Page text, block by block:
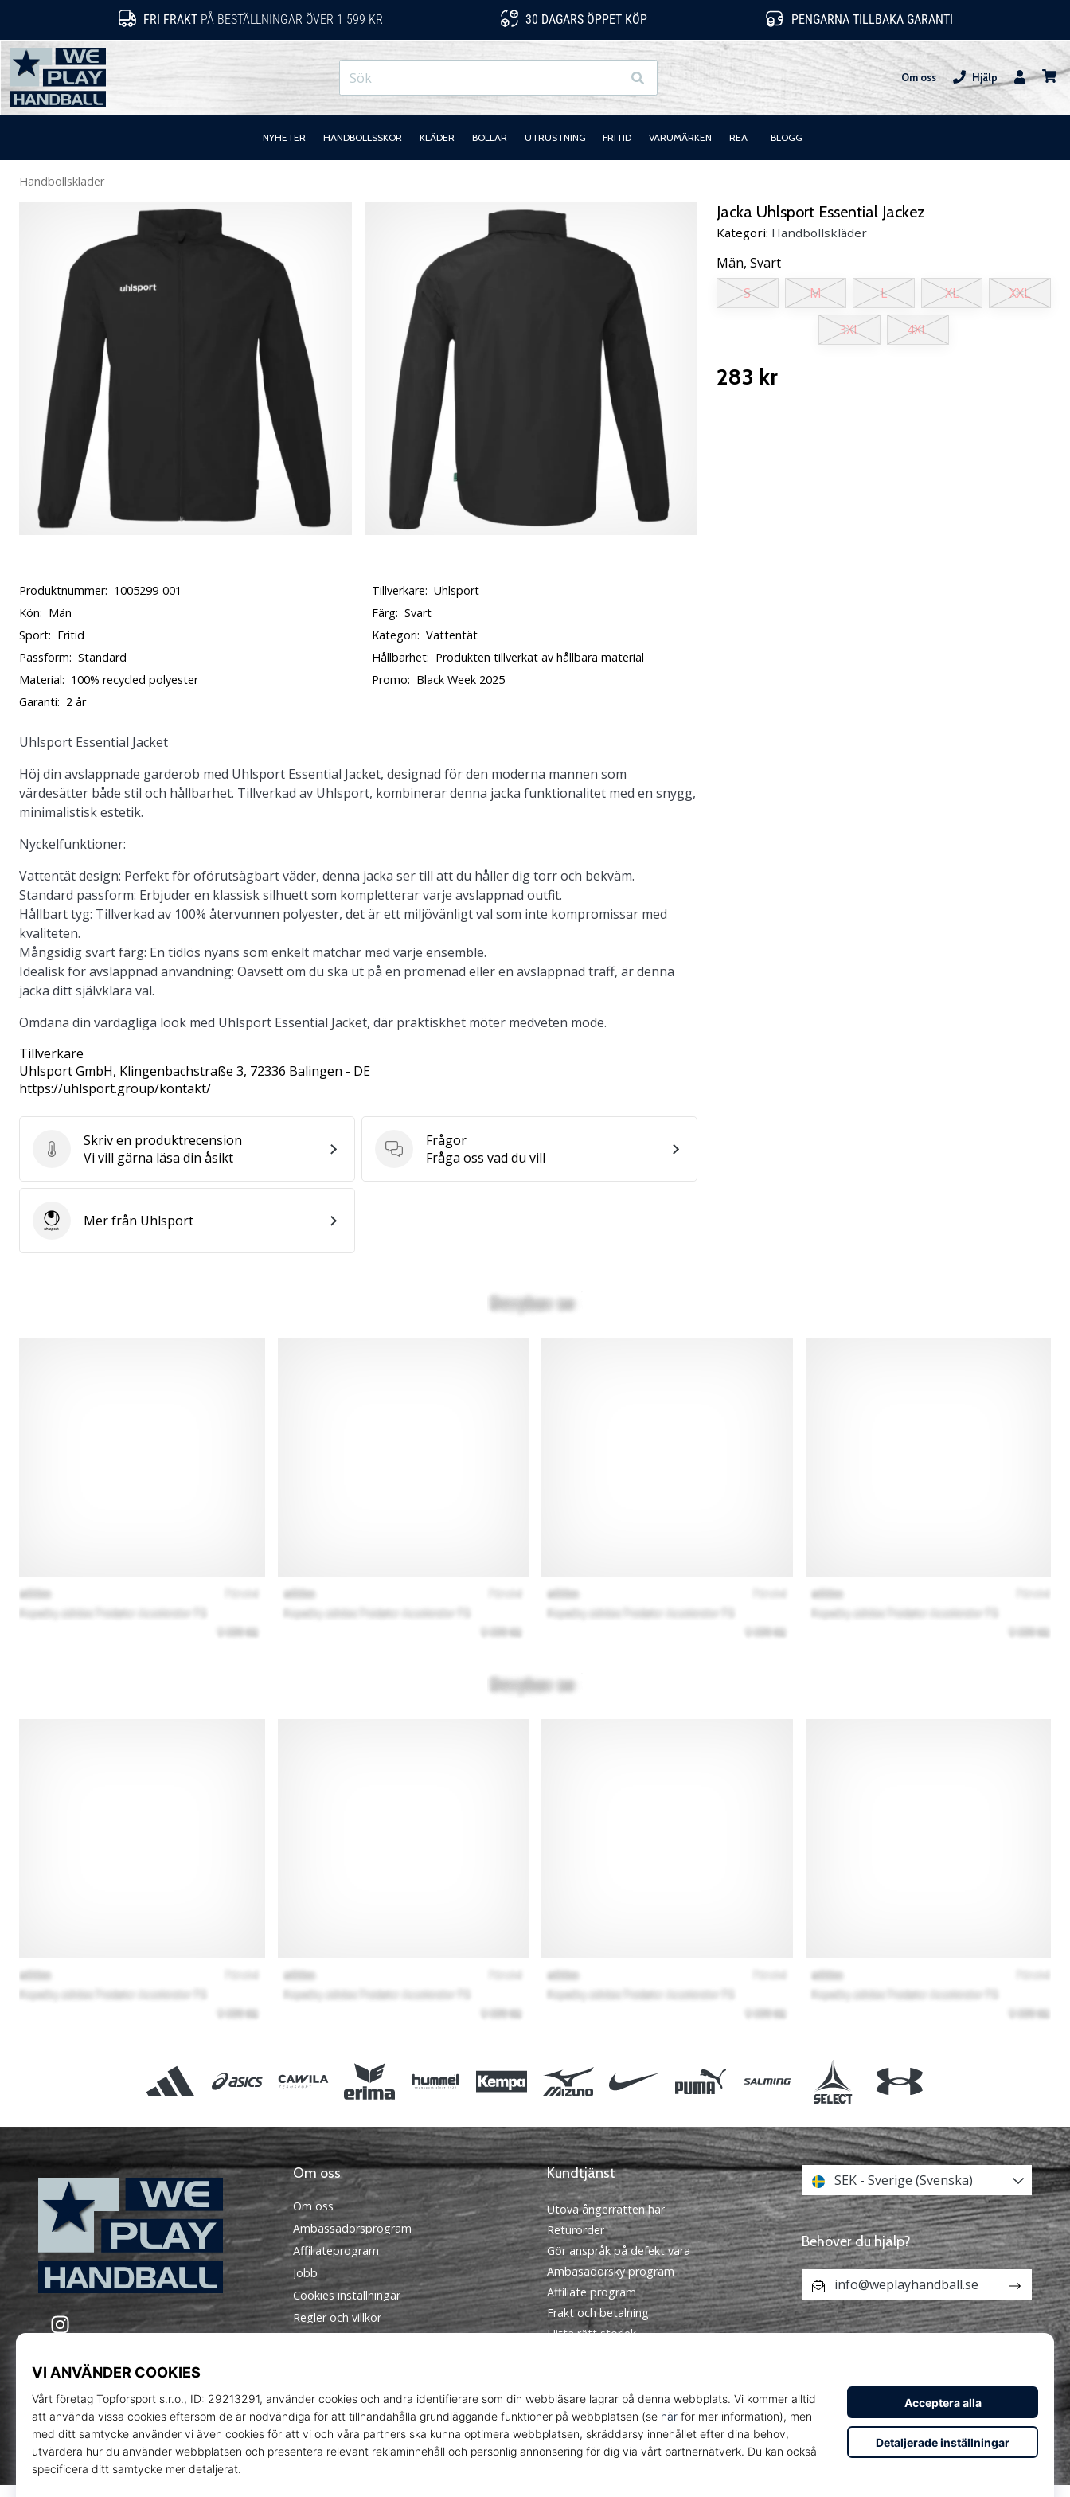
FRI FRAKTPÅ BESTÄLLNINGAR ÖVER 1 599 KR 30 DAGARS ÖPPET KÖP PENGARNA TILLBAKA GARANTI
WePlayHandball.se
Om oss
Hjälp
NYHETER HANDBOLLSSKOR KLÄDER BOLLAR UTRUSTNING FRITID VARUMÄRKEN REA BLOGG
Handbollskläder
Jacka Uhlsport Essential Jackez
Kategori: Handbollskläder
Män, Svart
S
M L XL XXL
3XL 4XL
283 kr
Produktnummer: 1005299-001 Tillverkare: Uhlsport
Kön: Män Färg: Svart
Sport: Fritid Kategori: Vattentät
Passform: Standard Hållbarhet: Produkten tillverkat av hållbara material
Material: 100% recycled polyester Promo: Black Week 2025
Garanti: 2 år
Uhlsport Essential Jacket
Höj din avslappnade garderob med Uhlsport Essential Jacket, designad för den moderna mannen som
värdesätter både stil och hållbarhet. Tillverkad av Uhlsport, kombinerar denna jacka funktionalitet med en snygg,
minimalistisk estetik.
Nyckelfunktioner:
Vattentät design: Perfekt för oförutsägbart väder, denna jacka ser till att du håller dig torr och bekväm.
Standard passform: Erbjuder en klassisk silhuett som kompletterar varje avslappnad outfit.
Hållbart tyg: Tillverkad av 100% återvunnen polyester, det är ett miljövänligt val som inte kompromissar med
kvaliteten.
Mångsidig svart färg: En tidlös nyans som enkelt matchar med varje ensemble.
Idealisk för avslappnad användning: Oavsett om du ska ut på en promenad eller en avslappnad träff, är denna
jacka ditt självklara val.
Omdana din vardagliga look med Uhlsport Essential Jacket, där praktiskhet möter medveten mode.
Tillverkare
Uhlsport GmbH, Klingenbachstraße 3, 72336 Balingen - DE
https://uhlsport.group/kontakt/
Skriv en produktrecension
Skriv en produktrecension
Vi vill gärna läsa din åsikt
Frågor
Frågor
Fråga oss vad du vill
UhlsportMer från Uhlsport
WePlayHandball.se
Instagram
Om oss
Om oss
Ambassadörsprogram
Affiliateprogram
Jobb
Cookies inställningar
Regler och villkor
Kundtjänst
Utöva ångerrätten här
Returorder
Gör anspråk på defekt vara
Ambasadorský program
Affiliate program
Frakt och betalning
Hitta rätt storlek
Sekretesspolicy
SEK - Sverige (Svenska)
Behöver du hjälp?
info@weplayhandball.se